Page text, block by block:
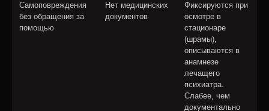
Самоповреждения
без обращения за
помощью
Нет медицинских
документов
Фиксируются при
осмотре в
стационаре
(шрамы),
описываются в
анамнезе
лечащего
психиатра.
Слабее, чем
документально